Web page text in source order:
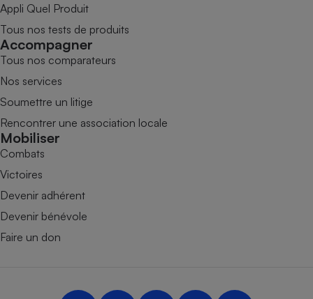
Appli Quel Produit
Tous nos tests de produits
Accompagner
Tous nos comparateurs
Nos services
Soumettre un litige
Rencontrer une association locale
Mobiliser
Combats
Victoires
Devenir adhérent
Devenir bénévole
Faire un don